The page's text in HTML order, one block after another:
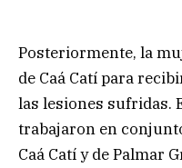
Posteriormente, la
de Caá Catí para
las lesiones sufridas.
trabajaron en
Caá Catí y de Palmar